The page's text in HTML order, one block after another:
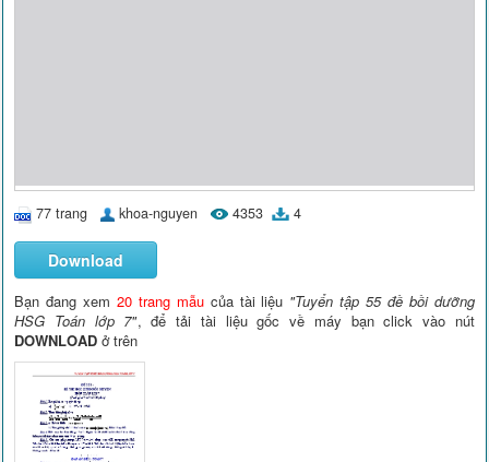
77 trang khoa-nguyen 4353 4
Download
Bạn đang xem 20 trang mẫucủa tài liệu "Tuyển tập 55 đề bồi dưỡng
HSG Toán lớp 7", để tải tài liệu gốc về máy bạn click vào nút
DOWNLOAD ở trên